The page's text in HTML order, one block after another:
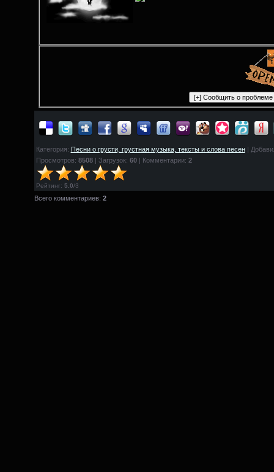
Категория: Песни о грусти, грустная музыка, тексты и слова песен|
Просмотров: 8508| Загрузок: 60| Комментарии: 2
Рейтинг: 5.0/3
Всего комментариев: 2